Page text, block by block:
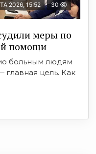
2026, 15:52 30
меры по
помощи
больным людям
главная цель. Как